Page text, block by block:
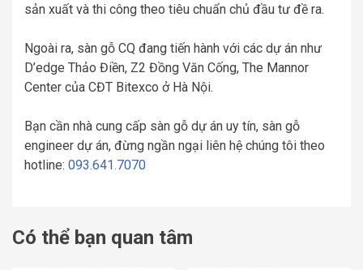
sản xuất và thi công theo tiêu chuẩn chủ đầu tư đề ra.
Ngoài ra, sàn gỗ CQ đang tiến hành với các dự án như
D’edge Thảo Điền, Z2 Đồng Văn Cống, The Mannor
Center của CĐT Bitexco ở Hà Nội.
Bạn cần nhà cung cấp sàn gỗ dự án uy tín, sàn gỗ
engineer dự án, đừng ngần ngại liên hệ chúng tôi theo
hotline: 093.641.7070
Có thể bạn quan tâm